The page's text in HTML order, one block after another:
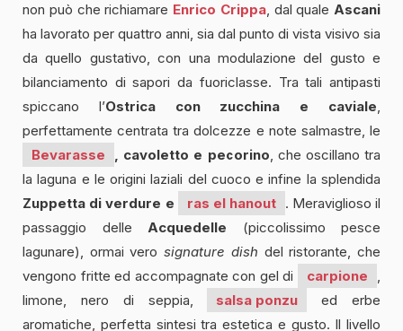
non può che richiamare Enrico Crippa, dal quale Ascani
ha lavorato per quattro anni, sia dal punto di vista visivo sia
da quello gustativo, con una modulazione del gusto e
bilanciamento di sapori da fuoriclasse. Tra tali antipasti
spiccano l’Ostrica con zucchina e caviale,
perfettamente centrata tra dolcezze e note salmastre, le
Bevarasse
, cavoletto e pecorino, che oscillano tra
la laguna e le origini laziali del cuoco e infine la splendida
Zuppetta di verdure e
ras el hanout . Meraviglioso il
passaggio delle Acquedelle (piccolissimo pesce
lagunare), ormai verosignature dish del ristorante, che
vengono fritte ed accompagnate con gel di
carpione
,
limone, nero di seppia,
salsa ponzu
ed erbe
aromatiche, perfetta sintesi tra estetica e gusto. Il livello